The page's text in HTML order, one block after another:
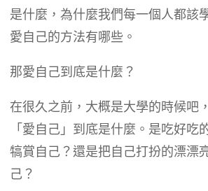
是什麼，為什麼我們每一個人都該
愛自己的方法有哪些。
那愛自己到底是什麼？
在很久之前，大概是大學的時候吧
「愛自己」到底是什麼。是吃好吃
犒賞自己？還是把自己打扮的漂漂
己？